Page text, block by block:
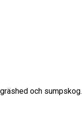
och sumpskog.